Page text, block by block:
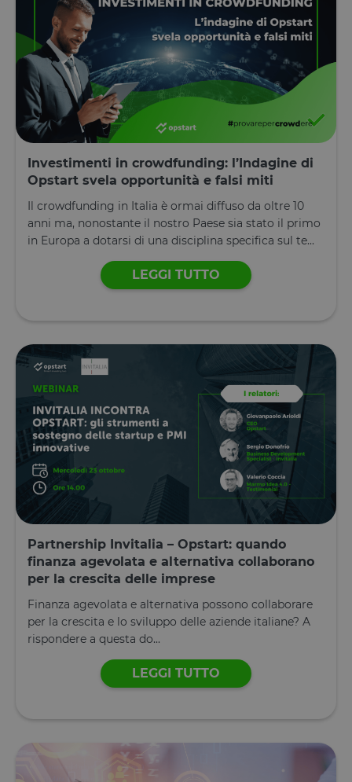
Investimenti in crowdfunding: l’Indagine di
Opstart svela opportunità e falsi miti
Il crowdfunding in Italia è ormai diffuso da oltre 10
anni ma, nonostante il nostro Paese sia stato il primo
in Europa a dotarsi di una disciplina specifica sul te...
LEGGI TUTTO
Partnership Invitalia – Opstart: quando
finanza agevolata e alternativa collaborano
per la crescita delle imprese
Finanza agevolata e alternativa possono collaborare
per la crescita e lo sviluppo delle aziende italiane? A
rispondere a questa do...
LEGGI TUTTO